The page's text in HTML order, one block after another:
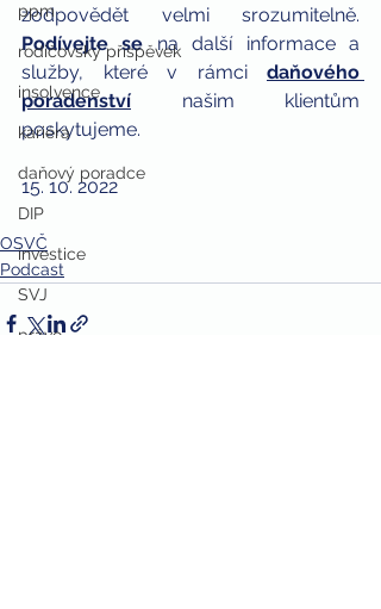
ppm
rodičovský příspěvek
insolvence
kariéra
daňový poradce
DIP
investice
SVJ
právo
Podívejte se na další informace a
služby, které v rámci daňového
poradenství našim klientům
poskytujeme.
15. 10. 2022
OSVČ
Podcast